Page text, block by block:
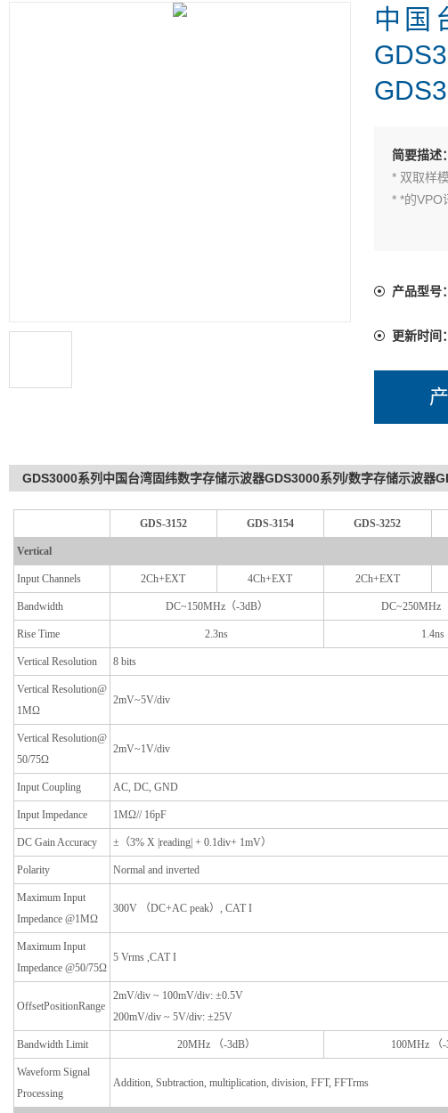
中国
简要描述：
* 双取样
* *的VPO
产品型号：
更新时间：
GDS3000系列中国台湾固纬数字存储示波器GDS3000系列/数字存储示波器
GDS-3152 GDS-3154 GDS-3252
Vertical
Input Channels 2Ch+EXT 4Ch+EXT 2Ch+EXT
Bandwidth DC~150MHz（-3dB） DC~250MHz
Rise Time 2.3ns 1.4ns
Vertical Resolution 8 bits
Vertical Resolution@
1MΩ
2mV~5V/div
Vertical Resolution@
50/75Ω
2mV~1V/div
Input Coupling AC, DC, GND
Input Impedance 1MΩ// 16pF
DC Gain Accuracy ±（3% X |reading| + 0.1div+ 1mV）
Polarity Normal and inverted
Maximum Input
Impedance @1MΩ
300V （DC+AC peak）, CAT I
Maximum Input
Impedance @50/75Ω
5 Vrms ,CAT I
OffsetPositionRange
2mV/div ~ 100mV/div: ±0.5V
200mV/div ~ 5V/div: ±25V
Bandwidth Limit 20MHz （-3dB） 100MHz （-
Waveform Signal
Processing
Addition, Subtraction, multiplication, division, FFT, FFTrms